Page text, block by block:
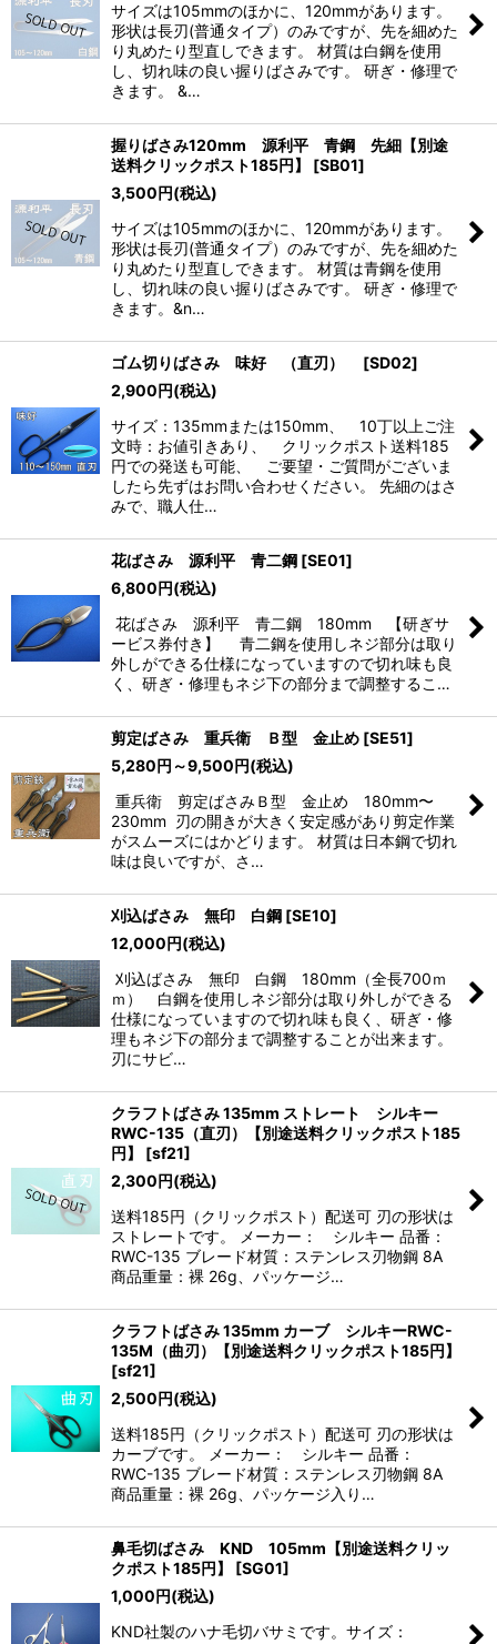
サイズは105mmのほかに、120mmがあります。
形状は長刃(普通タイプ）のみですが、先を細めた
り丸めたり型直しできます。 材質は白鋼を使用
し、切れ味の良い握りばさみです。 研ぎ・修理で
きます。 &…
握りばさみ120mm 源利平 青鋼 先細【別途
送料クリックポスト185円】
[SB01]
3,500円(税込)
サイズは105mmのほかに、120mmがあります。
形状は長刃(普通タイプ）のみですが、先を細めた
り丸めたり型直しできます。 材質は青鋼を使用
し、切れ味の良い握りばさみです。 研ぎ・修理で
きます。&n…
ゴム切りばさみ 味好 （直刃） [SD02]
2,900円(税込)
サイズ：135mmまたは150mm、 10丁以上ご注
文時：お値引きあり、 クリックポスト送料185
円での発送も可能、 ご要望・ご質問がございま
したら先ずはお問い合わせください。 先細のはさ
みで、職人仕…
花ばさみ 源利平 青二鋼 [SE01]
6,800円(税込)
花ばさみ 源利平 青二鋼 180mm 【研ぎサ
ービス券付き】 青二鋼を使用しネジ部分は取り
外しができる仕様になっていますので切れ味も良
く、研ぎ・修理もネジ下の部分まで調整するこ…
剪定ばさみ 重兵衛 Ｂ型 金止め [SE51]
5,280円 ～9,500円(税込)
重兵衛 剪定ばさみＢ型 金止め 180mm〜
230mm 刃の開きが大きく安定感があり剪定作業
がスムーズにはかどります。 材質は日本鋼で切れ
味は良いですが、さ…
刈込ばさみ 無印 白鋼 [SE10]
12,000円(税込)
刈込ばさみ 無印 白鋼 180mm（全長700ｍ
ｍ） 白鋼を使用しネジ部分は取り外しができる
仕様になっていますので切れ味も良く、研ぎ・修
理もネジ下の部分まで調整することが出来ます。
刃にサビ…
クラフトばさみ 135mm ストレート シルキー
RWC-135（直刃）【別途送料クリックポスト185
円】
[sf21]
2,300円(税込)
送料185円（クリックポスト）配送可 刃の形状は
ストレートです。 メーカー： シルキー 品番：
RWC-135 ブレード材質：ステンレス刃物鋼 8A
商品重量：裸 26g、パッケージ…
クラフトばさみ 135mm カーブ シルキーRWC-
135M（曲刃）【別途送料クリックポスト185円】
[sf21]
2,500円(税込)
送料185円（クリックポスト）配送可 刃の形状は
カーブです。 メーカー： シルキー 品番：
RWC-135 ブレード材質：ステンレス刃物鋼 8A
商品重量：裸 26g、パッケージ入り…
鼻毛切ばさみ KND 105mm【別途送料クリッ
クポスト185円】
[SG01]
1,000円(税込)
KND社製のハナ毛切バサミです。サイズ：